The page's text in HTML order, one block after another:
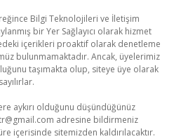
Bilgi Teknolojileri ve İletişim
bir Yer Sağlayıcı olarak hizmet
içerikleri proaktif olarak denetleme
bulunmamaktadır. Ancak, üyelerimiz
taşımakta olup, siteye üye olarak
aykırı olduğunu düşündüğünüz
adresine bildirmeniz
içerisinde sitemizden kaldırılacaktır.